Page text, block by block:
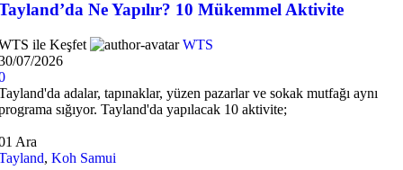
Ne Yapılır? 10 Mükemmel Aktivite
ile Keşfet
WTS
07/2026
adalar, tapınaklar, yüzen pazarlar ve sokak mutfağı aynı
sığıyor. Tayland'da yapılacak 10 aktivite;
Ara
, Koh Samui